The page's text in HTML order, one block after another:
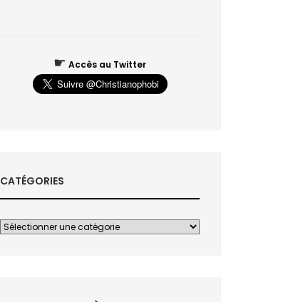
☛ Accès au Twitter
CATÉGORIES